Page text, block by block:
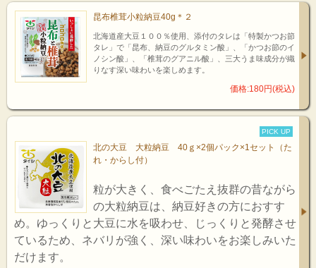
昆布椎茸小粒納豆40g＊２
北海道産大豆１００％使用、添付のタレは「特製かつお節
タレ」で「昆布、納豆のグルタミン酸」、「かつお節のイ
ノシン酸」、「椎茸のグアニル酸」、三大うま味成分が織
りなす深い味わいを楽しめます。
価格:180円(税込)
PICK UP
北の大豆 大粒納豆 40ｇ×2個パック×1セット（た
れ・からし付）
粒が大きく、食べごたえ抜群の昔ながら
の大粒納豆は、納豆好きの方におすす
め。ゆっくりと大豆に水を吸わせ、じっくりと発酵させ
ているため、ネバリが強く、深い味わいをお楽しみいた
だけます。